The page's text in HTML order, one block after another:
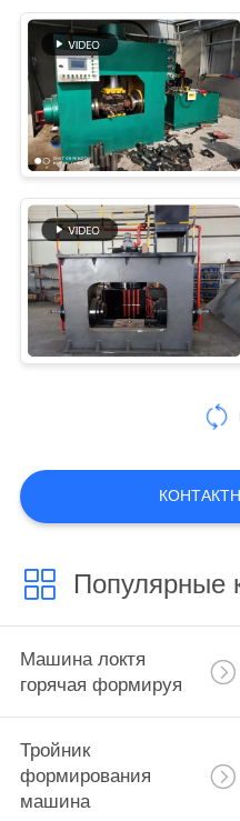
машина
трубы
кольцо
трубы
Популярные
Машина локтя
горячая формируя
Тройник
формирования
машина